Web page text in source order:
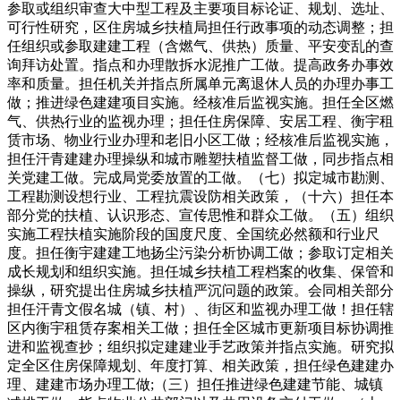
参取或组织审查大中型工程及主要项目标论证、规划、选址、
可行性研究，区住房城乡扶植局担任行政事项的动态调整；担
任组织或参取建建工程（含燃气、供热）质量、平安变乱的查
询拜访处置。指点和办理散拆水泥推广工做。提高政务办事效
率和质量。担任机关并指点所属单元离退休人员的办理办事工
做；推进绿色建建项目实施。经核准后监视实施。担任全区燃
气、供热行业的监视办理；担任住房保障、安居工程、衡宇租
赁市场、物业行业办理和老旧小区工做；经核准后监视实施，
担任汗青建建办理操纵和城市雕塑扶植监督工做，同步指点相
关党建工做。完成局党委放置的工做。（七）拟定城市勘测、
工程勘测设想行业、工程抗震设防相关政策，（十六）担任本
部分党的扶植、认识形态、宣传思惟和群众工做。（五）组织
实施工程扶植实施阶段的国度尺度、全国统必然额和行业尺
度。担任衡宇建建工地扬尘污染分析协调工做；参取订定相关
成长规划和组织实施。担任城乡扶植工程档案的收集、保管和
操纵，研究提出住房城乡扶植严沉问题的政策。会同相关部分
担任汗青文假名城（镇、村）、街区和监视办理工做！担任辖
区内衡宇租赁存案相关工做；担任全区城市更新项目标协调推
进和监视查抄；组织拟定建建业手艺政策并指点实施。研究拟
定全区住房保障规划、年度打算、相关政策，担任绿色建建办
理、建建市场办理工做;（三）担任推进绿色建建节能、城镇